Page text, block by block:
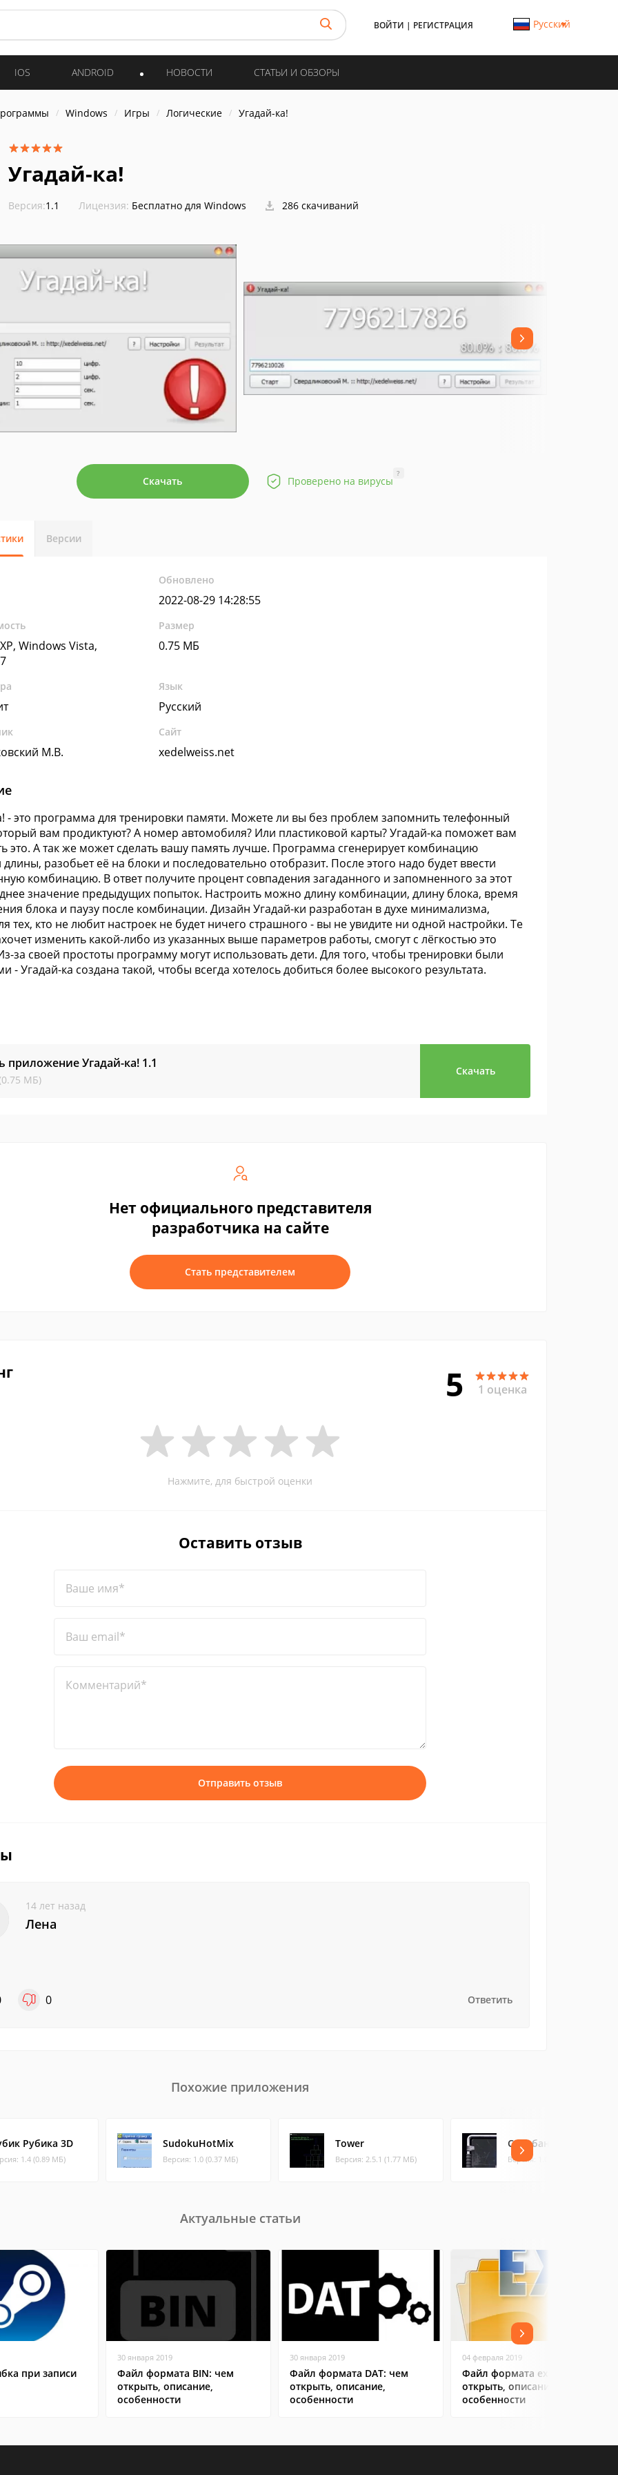
ВОЙТИ | РЕГИСТРАЦИЯ Русский
IOS ANDROID НОВОСТИ СТАТЬИ И ОБЗОРЫ
Windows Игры Логические Угадай-ка!
Угадай-ка!
Версия:1.1 Лицензия: Бесплатно для Windows 286 скачиваний
Скачать Проверено на вирусы
?
Версии
Обновлено
2022-08-29 14:28:55
Windows Vista,
Размер
0.75 МБ
Язык
Русский
М.В.
Сайт
xedelweiss.net
- это программа для тренировки памяти. Можете ли вы без проблем запомнить телефонный
вам продиктуют? А номер автомобиля? Или пластиковой карты? Угадай-ка поможет вам
это. А так же может сделать вашу память лучше. Программа сгенерирует комбинацию
разобьет её на блоки и последовательно отобразит. После этого надо будет ввести
комбинацию. В ответ получите процент совпадения загаданного и запомненного за этот
значение предыдущих попыток. Настроить можно длину комбинации, длину блока, время
блока и паузу после комбинации. Дизайн Угадай-ки разработан в духе минимализма,
тех, кто не любит настроек не будет ничего страшного - вы не увидите ни одной настройки. Те
изменить какой-либо из указанных выше параметров работы, смогут с лёгкостью это
за своей простоты программу могут использовать дети. Для того, чтобы тренировки были
- Угадай-ка создана такой, чтобы всегда хотелось добиться более высокого результата.
приложение Угадай-ка! 1.1
МБ)
Скачать
Нет официального представителя
разработчика на сайте
Стать представителем
5 1 оценка
Нажмите, для быстрой оценки
Оставить отзыв
Ваше имя*
Ваш email*
Комментарий*
Отправить отзыв
14 лет назад
Лена
0 Ответить
Похожие приложения
Рубика 3D
1.4 (0.89 МБ)
SudokuHotMix
Версия: 1.0 (0.37 МБ)
Tower
Версия: 2.5.1 (1.77 МБ)
Сокобан в космосе
Версия: 1.0 (26.69 МБ)
Актуальные статьи
при записи
30 января 2019
Файл формата BIN: чем
открыть, описание,
особенности
30 января 2019
Файл формата DAT: чем
открыть, описание,
особенности
04 февраля 2019
Файл формата exe: чем
открыть, описание,
особенности